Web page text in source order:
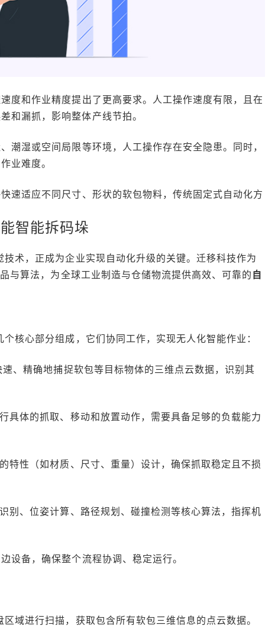
度和作业精度提出了更高要求。人工操作速度有限，且在
和漏抓，影响整体产线节拍。
潮湿或空间局限等环境，人工操作存在安全隐患。同时，
业难度。
速适应不同尺寸、形状的软包物料，传统固定式自动化方
智能拆码垛
术，正成为企业实现自动化升级的关键。迁移科技作为
与算法，为全球工业制造与仓储物流提供高效、可靠的自
核心部分组成，它们协同工作，实现无人化智能作业：
速、精确地捕捉软包等目标物体的三维点云数据，识别其
具体的抓取、移动和放置动作，需要具备足够的负载能力
特性（如材质、尺寸、重量）设计，确保抓取稳定且不损
别、位姿计算、路径规划、碰撞检测等核心算法，指挥机
设备，确保整个流程协调、稳定运行。
域进行扫描，获取包含所有软包三维信息的点云数据。